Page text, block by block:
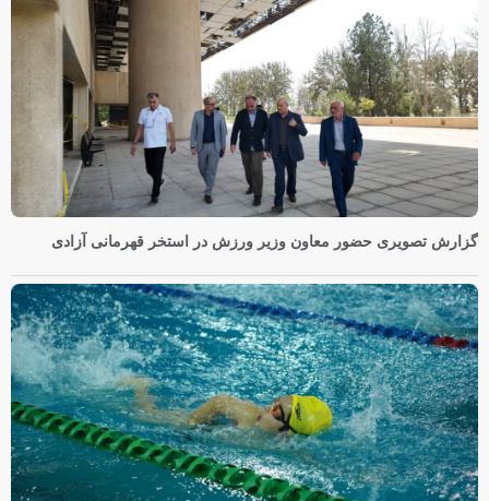
گزارش تصویری حضور معاون وزیر ورزش در استخر قهرمانی آزادی